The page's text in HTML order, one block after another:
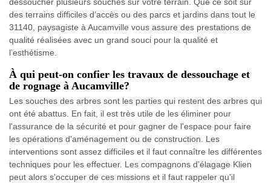
dessoucher plusieurs souches sur votre terrain. Que ce soit sur
des terrains difficiles d’accès ou des parcs et jardins dans tout le
31140, paysagiste à Aucamville vous assure des prestations de
qualité réalisées avec un grand souci pour la qualité et
l’esthétisme.
À qui peut-on confier les travaux de dessouchage et
de rognage à Aucamville?
Les souches des arbres sont les parties qui restent des arbres qui
ont été abattus. En fait, il est très utile de les éliminer pour
l'assurance de la sécurité et pour gagner de l'espace pour faire
les opérations d'aménagement ou de construction. Les
interventions sont assez difficiles et il faut connaître les différentes
techniques pour les effectuer. Les compagnons d'élagage Klien
peut alors s'occuper de ces missions et il faut rappeler qu'il